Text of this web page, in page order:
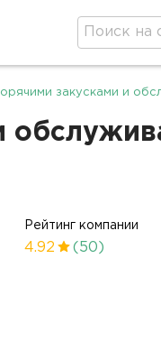
закусками и
Рейтинг компании
4.92 (50)